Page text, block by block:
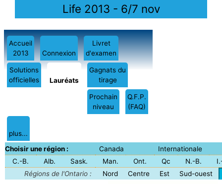
Life 2013 - 6/7 nov
Accueil
2013
Connexion
Livret
d'examen
Solutions
officielles
Lauréats
Gagnats du
tirage
Prochain
niveau
Q.F.P.
(FAQ)
plus...
Choisir une région :
Canada
Internationale
C.-B.
Alb. Sask. Man. Ont. Qc N.-B.
Régions de l'Ontario :
Nord Centre Est Sud-ouest